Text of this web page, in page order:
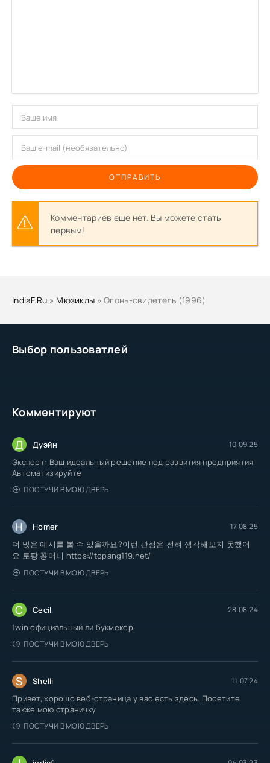
Выбор пользоватлей
Комментируют
Д Дуэйн 10.09.25
Эксперт: Ваш идеальный решение под развития предприятия
Автоматизируйте
ПОСТУЧИ В МОЮ ДВЕРЬ
H Homer 17.08.25
더 많은 예시를 볼 수 있을까요?이런 관점은 전혀 생각해보지 못했어
요 토팡 꽁머니 https://topang119.net/
ПОСТУЧИ В МОЮ ДВЕРЬ
C Cecil 28.08.24
1win официальный ли букмекер
ПОСТУЧИ В МОЮ ДВЕРЬ
S Shelli 11.07.24
Привет, хорошо веб-страница у вас есть здесь. Посетите
также мою страничку
ПОСТУЧИ В МОЮ ДВЕРЬ
ОТПРАВИТЬ
Комментариев еще нет. Вы можете стать
первым!
IndiaF.Ru » Мюзиклы » Огонь-свидетель (1996)